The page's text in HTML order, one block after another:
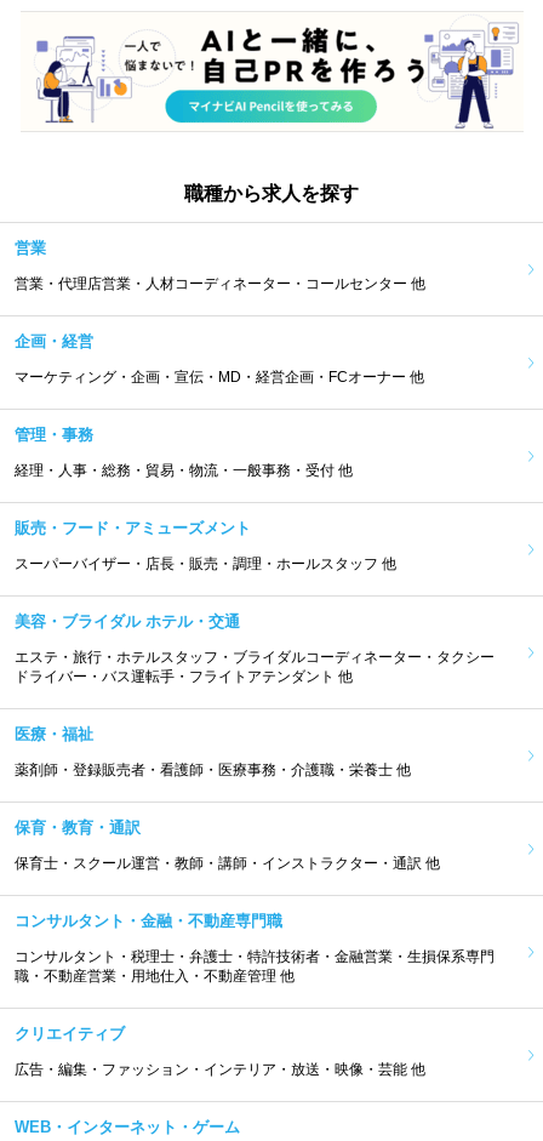
職種から求人を探す
営業
営業・代理店営業・人材コーディネーター・コールセンター 他
企画・経営
マーケティング・企画・宣伝・MD・経営企画・FCオーナー 他
管理・事務
経理・人事・総務・貿易・物流・一般事務・受付 他
販売・フード・アミューズメント
スーパーバイザー・店長・販売・調理・ホールスタッフ 他
美容・ブライダル ホテル・交通
エステ・旅行・ホテルスタッフ・ブライダルコーディネーター・タクシー
ドライバー・バス運転手・フライトアテンダント 他
医療・福祉
薬剤師・登録販売者・看護師・医療事務・介護職・栄養士 他
保育・教育・通訳
保育士・スクール運営・教師・講師・インストラクター・通訳 他
コンサルタント・金融・不動産専門職
コンサルタント・税理士・弁護士・特許技術者・金融営業・生損保系専門
職・不動産営業・用地仕入・不動産管理 他
クリエイティブ
広告・編集・ファッション・インテリア・放送・映像・芸能 他
WEB・インターネット・ゲーム